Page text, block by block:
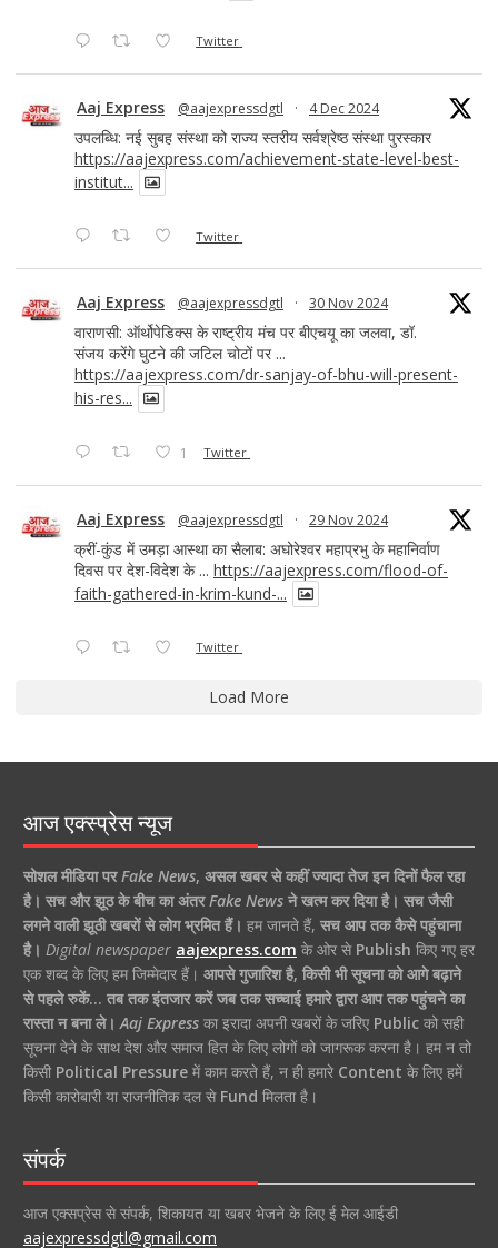
Twitter
Aaj Express @aajexpressdgtl · 4 Dec 2024
उपलब्धि: नई सुबह संस्था को राज्य स्तरीय सर्वश्रेष्ठ संस्था पुरस्कार
https://aajexpress.com/achievement-state-level-best-
institut...
Twitter
Aaj Express @aajexpressdgtl · 30 Nov 2024
वाराणसी: ऑर्थोपेडिक्स के राष्ट्रीय मंच पर बीएचयू का जलवा, डॉ.
संजय करेंगे घुटने की जटिल चोटों पर ...
https://aajexpress.com/dr-sanjay-of-bhu-will-present-
his-res...
1 Twitter
Aaj Express @aajexpressdgtl · 29 Nov 2024
क्रीं-कुंड में उमड़ा आस्था का सैलाब: अघोरेश्वर महाप्रभु के महानिर्वाण
दिवस पर देश-विदेश के ... https://aajexpress.com/flood-of-
faith-gathered-in-krim-kund-...
Twitter
Load More
आज एक्स्प्रेस न्यूज
सोशल मीडिया पर Fake News, असल खबर से कहीं ज्यादा तेज इन दिनों फैल रहा
है। सच और झूठ के बीच का अंतर Fake Newsने खत्म कर दिया है। सच जैसी
लगने वाली झूठी खबरों से लोग भ्रमित हैं। हम जानते हैं, सच आप तक कैसे पहुंचाना
है। Digital newspaper aajexpress.com के ओर से Publish किए गए हर
एक शब्द के लिए हम जिम्मेदार हैं। आपसे गुजारिश है, किसी भी सूचना को आगे बढ़ाने
से पहले रुकें… तब तक इंतजार करें जब तक सच्चाई हमारे द्वारा आप तक पहुंचने का
रास्ता न बना ले। Aaj Expressका इरादा अपनी खबरों के जरिए Publicको सही
सूचना देने के साथ देश और समाज हित के लिए लोगों को जागरूक करना है। हम न तो
किसी Political Pressureमें काम करते हैं, न ही हमारे Content के लिए हमें
किसी कारोबारी या राजनीतिक दल से Fund मिलता है।
संपर्क
आज एक्सप्रेस से संपर्क, शिकायत या खबर भेजने के लिए ई मेल आईडी
aajexpressdgtl@gmail.com